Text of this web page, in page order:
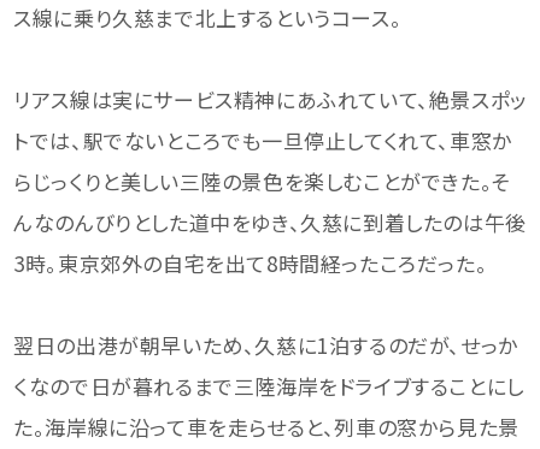
ス線に乗り久慈まで北上するというコース。
リアス線は実にサービス精神にあふれていて、絶景スポッ
トでは、駅でないところでも一旦停止してくれて、車窓か
らじっくりと美しい三陸の景色を楽しむことができた。そ
んなのんびりとした道中をゆき、久慈に到着したのは午後
3時。東京郊外の自宅を出て8時間経ったころだった。
翌日の出港が朝早いため、久慈に1泊するのだが、せっか
くなので日が暮れるまで三陸海岸をドライブすることにし
た。海岸線に沿って車を走らせると、列車の窓から見た景